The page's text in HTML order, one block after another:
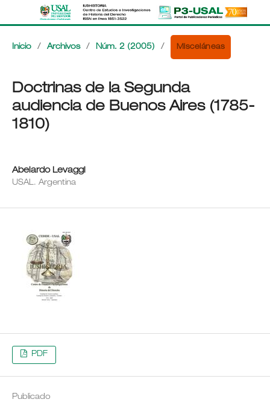
Inicio / Archivos / Núm. 2 (2005) / Misceláneas
Doctrinas de la Segunda
audiencia de Buenos Aires (1785-
1810)
Abelardo Levaggi
USAL. Argentina
PDF
Publicado